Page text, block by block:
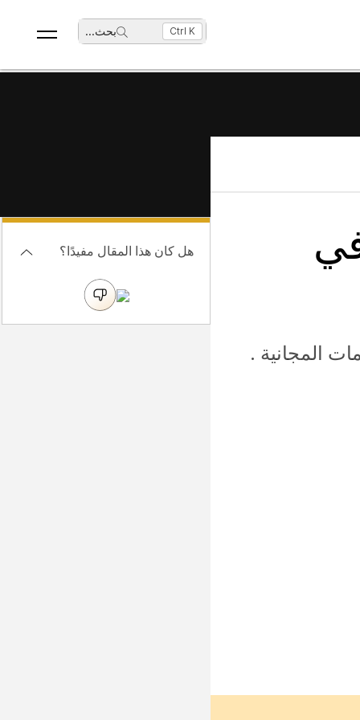
بحث... Ctrl K
المجانية .
هل كان هذا المقال مفيدًا؟